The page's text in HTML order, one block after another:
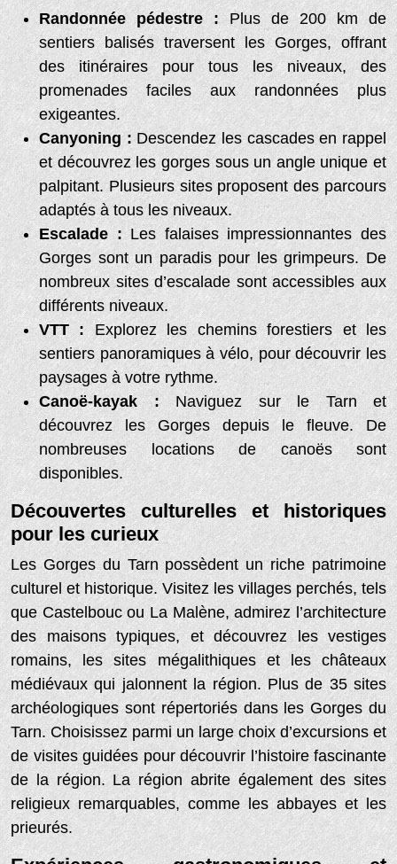
Randonnée pédestre :Plus de 200 km de
sentiers balisés traversent les Gorges, offrant
des itinéraires pour tous les niveaux, des
promenades faciles aux randonnées plus
exigeantes.
Canyoning :Descendez les cascades en rappel
et découvrez les gorges sous un angle unique et
palpitant. Plusieurs sites proposent des parcours
adaptés à tous les niveaux.
Escalade :Les falaises impressionnantes des
Gorges sont un paradis pour les grimpeurs. De
nombreux sites d’escalade sont accessibles aux
différents niveaux.
VTT :Explorez les chemins forestiers et les
sentiers panoramiques à vélo, pour découvrir les
paysages à votre rythme.
Canoë-kayak :Naviguez sur le Tarn et
découvrez les Gorges depuis le fleuve. De
nombreuses locations de canoës sont
disponibles.
Découvertes culturelles et historiques
pour les curieux
Les Gorges du Tarn possèdent un riche patrimoine
culturel et historique. Visitez les villages perchés, tels
que Castelbouc ou La Malène, admirez l’architecture
des maisons typiques, et découvrez les vestiges
romains, les sites mégalithiques et les châteaux
médiévaux qui jalonnent la région. Plus de 35 sites
archéologiques sont répertoriés dans les Gorges du
Tarn. Choisissez parmi un large choix d’excursions et
de visites guidées pour découvrir l’histoire fascinante
de la région. La région abrite également des sites
religieux remarquables, comme les abbayes et les
prieurés.